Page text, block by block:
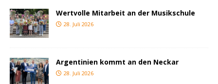
Wertvolle Mitarbeit an der Musikschule
28. Juli 2026
Argentinien kommt an den Neckar
28. Juli 2026